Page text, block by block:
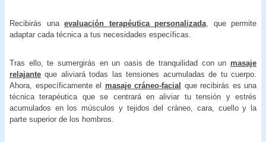
Recibirás una evaluación terapéutica personalizada , que permite
adaptar cada técnica a tus necesidades específicas.
Tras ello, te sumergirás en un oasis de tranquilidad con un masaje
relajante que aliviará todas las tensiones acumuladas de tu cuerpo.
Ahora, específicamente el masaje cráneo-facial
que recibirás es una
técnica terapéutica que se centrará en aliviar tu tensión y estrés
acumulados en los músculos y tejidos del cráneo, cara, cuello y la
parte superior de los hombros.